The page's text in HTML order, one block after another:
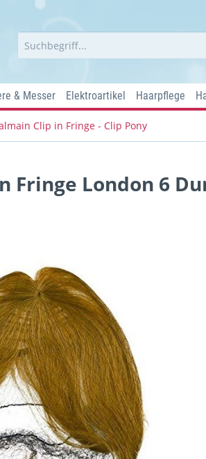
& Messer Elektroartikel Haarpflege
Clip in Fringe - Clip Pony
Fringe London 6